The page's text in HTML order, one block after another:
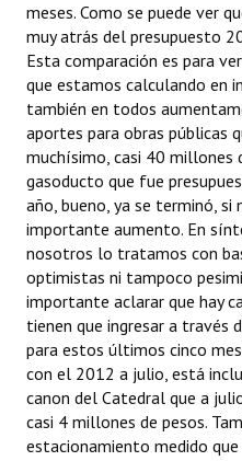
meses. Como se puede ver
muy atrás del presupuesto
Esta comparación es para
que estamos calculando en
también en todos
aportes para obras públicas
muchísimo, casi 40 millones
gasoducto que fue
año, bueno, ya se terminó, si
importante aumento. En
nosotros lo tratamos con
optimistas ni tampoco
importante aclarar que hay
tienen que ingresar a través
para estos últimos cinco
con el 2012 a julio, está
canon del Catedral que a
casi 4 millones de pesos.
estacionamiento medido